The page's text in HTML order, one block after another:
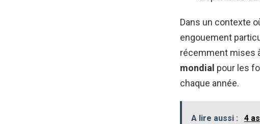
Dans un contexte
engouement
récemment mises
mondial pour les
chaque année.
A lire aussi :
4